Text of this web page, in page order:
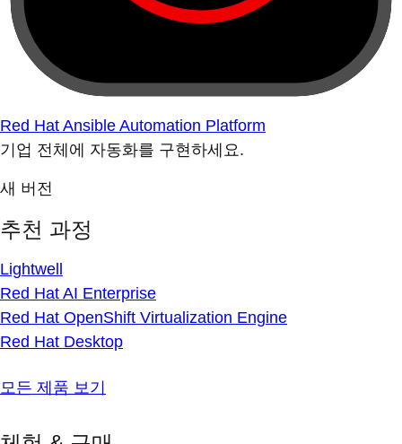
Red Hat Ansible Automation Platform
기업 전체에 자동화를 구현하세요.
새 버전
추천 과정
Lightwell
Red Hat AI Enterprise
Red Hat OpenShift Virtualization Engine
Red Hat Desktop
모든 제품 보기